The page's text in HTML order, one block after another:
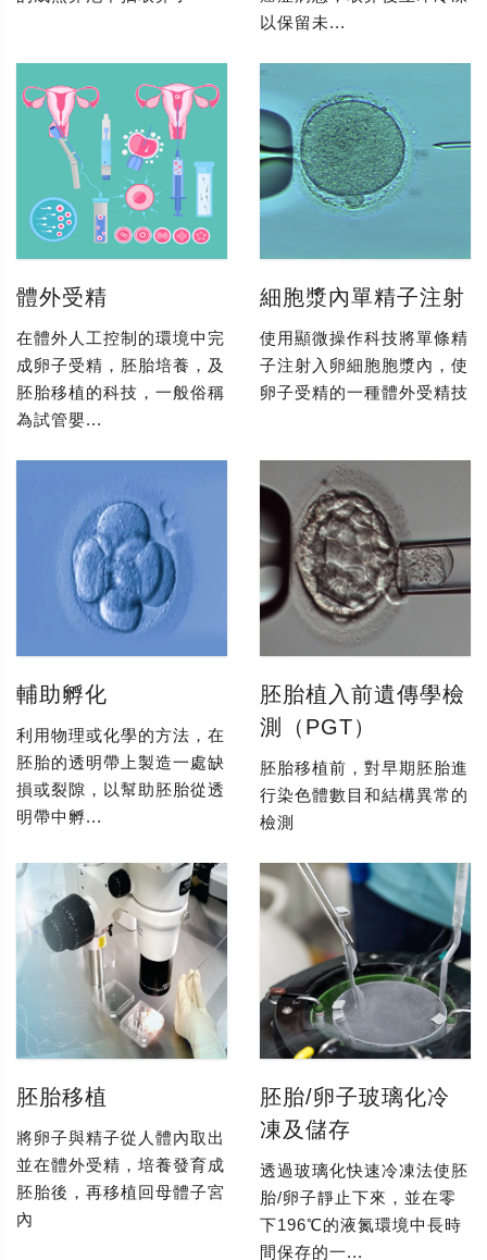
以保留未...
體外受精
在體外人工控制的環境中完
成卵子受精，胚胎培養，及
胚胎移植的科技，一般俗稱
為試管嬰...
細胞漿內單精子注射
使用顯微操作科技將單條精
子注射入卵細胞胞漿內，使
卵子受精的一種體外受精技
輔助孵化
利用物理或化學的方法，在
胚胎的透明帶上製造一處缺
損或裂隙，以幫助胚胎從透
明帶中孵...
胚胎植入前遺傳學檢
測（PGT）
胚胎移植前，對早期胚胎進
行染色體數目和結構異常的
檢測
胚胎移植
將卵子與精子從人體內取出
並在體外受精，培養發育成
胚胎後，再移植回母體子宮
內
胚胎/卵子玻璃化冷
凍及儲存
透過玻璃化快速冷凍法使胚
胎/卵子靜止下來，並在零
下196℃的液氮環境中長時
間保存的一...